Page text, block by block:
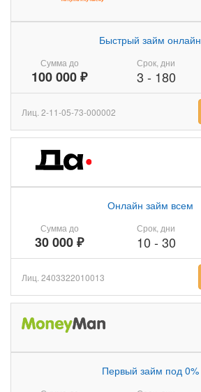
Сумма до
100 000 ₽
Быстрый займ онлайн
Срок, дни
3 - 180
Лиц. 2-11-05-73-000002
Сумма до
30 000 ₽
Онлайн займ всем
Срок, дни
10 - 30
Лиц. 2403322010013
Первый займ под 0%